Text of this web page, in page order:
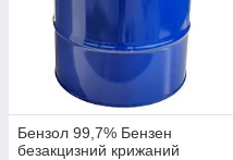
Бензол 99,7% Бензен
безакцизний крижаний